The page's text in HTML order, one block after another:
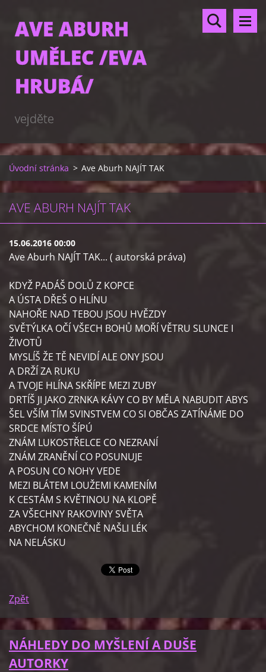
AVE ABURH
UMĚLEC /EVA
HRUBÁ/
vejděte
Úvodní stránka > Ave Aburh NAJÍT TAK
AVE ABURH NAJÍT TAK
15.06.2016 00:00
Ave Aburh NAJÍT TAK... ( autorská práva)
KDYŽ PADÁŠ DOLŮ Z KOPCE
A ÚSTA DŘEŠ O HLÍNU
NAHOŘE NAD TEBOU JSOU HVĚZDY
SVĚTÝLKA OČÍ VŠECH BOHŮ MOŘÍ VĚTRU SLUNCE I
ŽIVOTŮ
MYSLÍŠ ŽE TĚ NEVIDÍ ALE ONY JSOU
A DRŽÍ ZA RUKU
A TVOJE HLÍNA SKŘÍPE MEZI ZUBY
DRTÍŠ JI JAKO ZRNKA KÁVY CO BY MĚLA NABUDIT ABYS
ŠEL VŠÍM TÍM SVINSTVEM CO SI OBČAS ZATÍNÁME DO
SRDCE MÍSTO ŠÍPÚ
ZNÁM LUKOSTŘELCE CO NEZRANÍ
ZNÁM ZRANĚNÍ CO POSUNUJE
A POSUN CO NOHY VEDE
MEZI BLÁTEM LOUŽEMI KAMENÍM
K CESTÁM S KVĚTINOU NA KLOPĚ
ZA VŠECHNY RAKOVINY SVĚTA
ABYCHOM KONEČNĚ NAŠLI LÉK
NA NELÁSKU
Zpět
NÁHLEDY DO MYŠLENÍ A DUŠE
AUTORKY